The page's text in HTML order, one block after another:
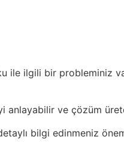
ile ilgili bir probleminiz
anlayabilir ve çözüm
bilgi edinmeniz